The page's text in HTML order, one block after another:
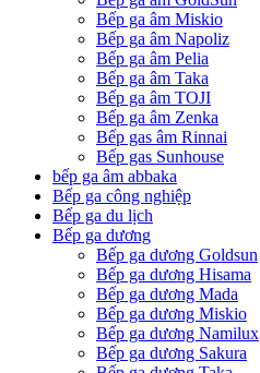
Bếp ga âm Miskio
Bếp ga âm Napoliz
Bếp ga âm Pelia
Bếp ga âm Taka
Bếp ga âm TOJI
Bếp ga âm Zenka
Bếp gas âm Rinnai
Bếp gas Sunhouse
bếp ga âm abbaka
Bếp ga công nghiệp
Bếp ga du lịch
Bếp ga dương
Bếp ga dương Goldsun
Bếp ga dương Hisama
Bếp ga dương Mada
Bếp ga dương Miskio
Bếp ga dương Namilux
Bếp ga dương Sakura